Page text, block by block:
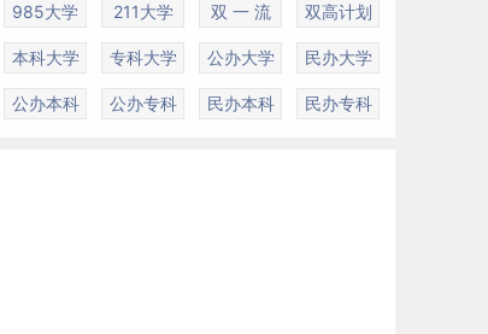
985大学 211大学 双 一 流 双高计划
本科大学 专科大学 公办大学 民办大学
公办本科 公办专科 民办本科 民办专科